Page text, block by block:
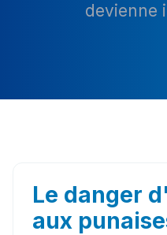
devienne
Le danger
aux